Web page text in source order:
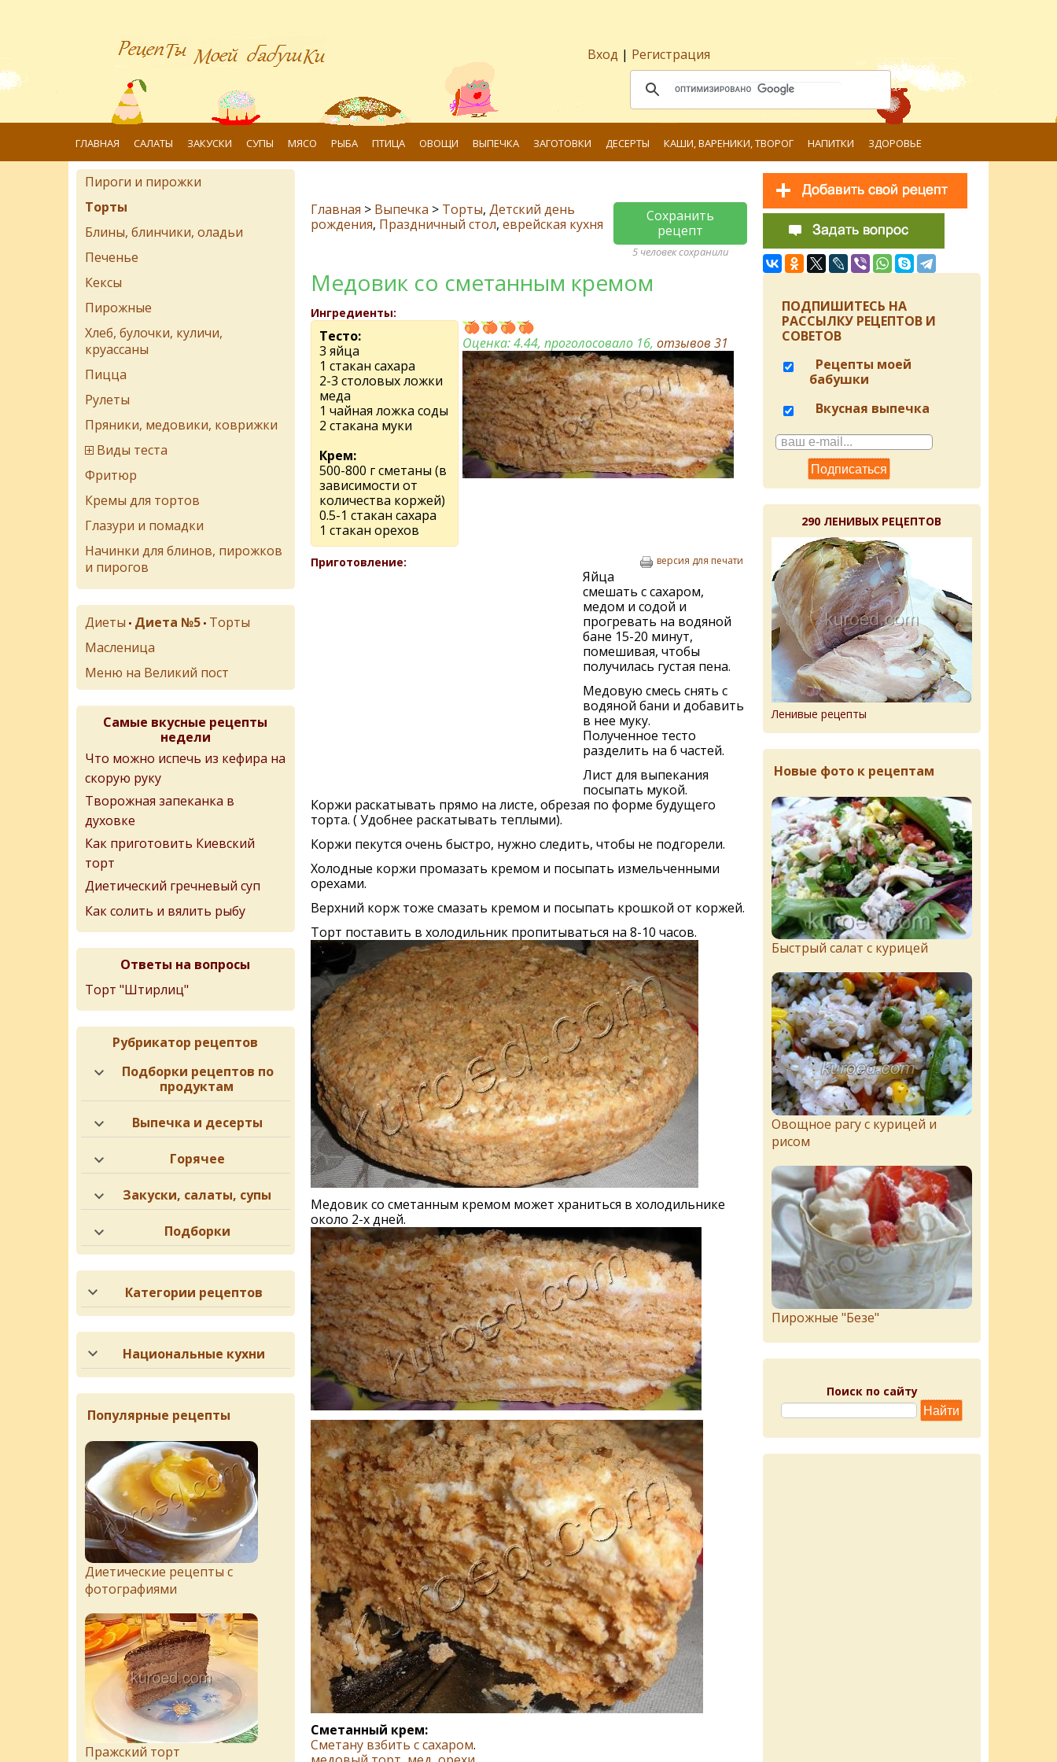
Вход | Регистрация
ГЛАВНАЯ САЛАТЫ ЗАКУСКИ СУПЫ МЯСО РЫБА ПТИЦА ОВОЩИ ВЫПЕЧКА ЗАГОТОВКИ ДЕСЕРТЫ КАШИ, ВАРЕНИКИ, ТВОРОГ НАПИТКИ ЗДОРОВЬЕ
Главная > Выпечка > Торты, Детский день
рождения, Праздничный стол, еврейская кухня
Сохранить
рецепт
5 человек сохранили
Медовик со сметанным кремом
Ингредиенты:
Тесто:
3 яйца
1 стакан сахара
2-3 столовых ложки
меда
1 чайная ложка соды
2 стакана муки
Крем:
500-800 г сметаны (в
зависимости от
количества коржей)
0.5-1 стакан сахара
1 стакан орехов
Оценка:4.44, проголосовало 16,отзывов31
Приготовление: версия для печати
Яйца
смешать с сахаром,
медом и содой и
прогревать на водяной
бане 15-20 минут,
помешивая, чтобы
получилась густая пена.
Медовую смесь снять с
водяной бани и добавить
в нее муку.
Полученное тесто
разделить на 6 частей.
Лист для выпекания
посыпать мукой.
Коржи раскатывать прямо на листе, обрезая по форме будущего
торта. ( Удобнее раскатывать теплыми).
Коржи пекутся очень быстро, нужно следить, чтобы не подгорели.
Холодные коржи промазать кремом и посыпать измельченными
орехами.
Верхний корж тоже смазать кремом и посыпать крошкой от коржей.
Торт поставить в холодильник пропитываться на 8-10 часов.
Медовик со сметанным кремом может храниться в холодильнике
около 2-х дней.
Сметанный крем:
Сметану взбить с сахаром.
Пироги и пирожки
Торты
Блины, блинчики, оладьи
Печенье
Кексы
Пирожные
Хлеб, булочки, куличи,
круассаны
Пицца
Рулеты
Пряники, медовики, коврижки
Виды теста
Фритюр
Кремы для тортов
Глазури и помадки
Начинки для блинов, пирожков
и пирогов
Диеты • Диета №5 • Торты
Масленица
Меню на Великий пост
Самые вкусные рецепты
недели
Что можно испечь из кефира на
скорую руку
Творожная запеканка в
духовке
Как приготовить Киевский
торт
Диетический гречневый суп
Как солить и вялить рыбу
Ответы на вопросы
Торт "Штирлиц"
Рубрикатор рецептов
Подборки рецептов по
продуктам
Выпечка и десерты
Горячее
Закуски, салаты, супы
Подборки
Категории рецептов
Национальные кухни
Популярные рецепты
Диетические рецепты с
фотографиями
Пражский торт
ПОДПИШИТЕСЬ НА
РАССЫЛКУ РЕЦЕПТОВ И
СОВЕТОВ
Рецепты моей
бабушки
Вкусная выпечка
290 ЛЕНИВЫХ РЕЦЕПТОВ
Ленивые рецепты
Новые фото к рецептам
Быстрый салат с курицей
Овощное рагу с курицей и
рисом
Пирожныe "Бeзe"
Поиск по сайту